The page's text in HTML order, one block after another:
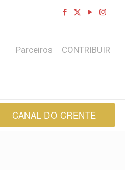
Parceiros CONTRIBUIR
CANAL DO CRENTE